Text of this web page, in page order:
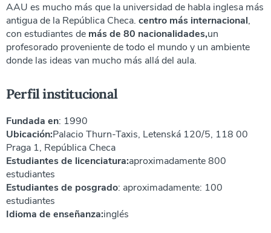
AAU es mucho más que la universidad de habla inglesa más
antigua de la República Checa. centro más internacional,
con estudiantes de más de 80 nacionalidades,un
profesorado proveniente de todo el mundo y un ambiente
donde las ideas van mucho más allá del aula.
Perfil institucional
Fundada en: 1990
Ubicación:Palacio Thurn-Taxis, Letenská 120/5, 118 00
Praga 1, República Checa
Estudiantes de licenciatura:aproximadamente 800
estudiantes
Estudiantes de posgrado: aproximadamente: 100
estudiantes
Idioma de enseñanza:inglés